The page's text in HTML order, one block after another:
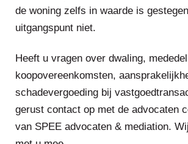
de woning zelfs in waarde is
uitgangspunt niet.
Heeft u vragen over dwaling,
koopovereenkomsten,
schadevergoeding bij
gerust contact op met de advocaten
van SPEE advocaten & mediation.